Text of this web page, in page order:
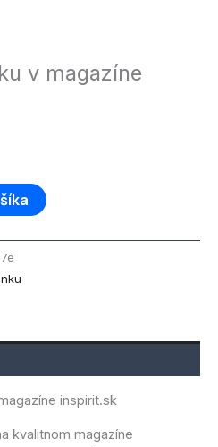
v magazíne
inspirit.sk
kvalitnom magazíne